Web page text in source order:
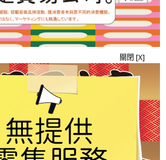
關閉 [X]